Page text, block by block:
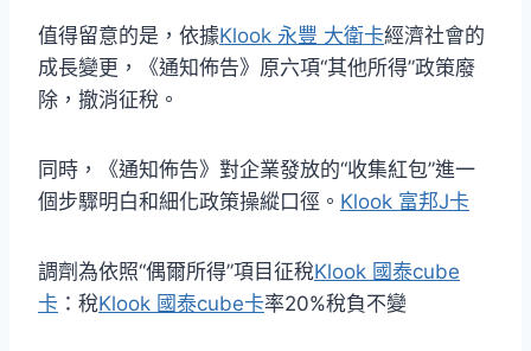
值得留意的是，依據Klook 永豐 大衛卡經濟社會的
成長變更，《通知佈告》原六項“其他所得”政策廢
除，撤消征稅。
同時，《通知佈告》對企業發放的“收集紅包”進一
個步驟明白和細化政策操縱口徑。 Klook 富邦J卡
調劑為依照“偶爾所得”項目征稅Klook 國泰cube
卡 ：稅Klook 國泰cube卡率20%稅負不變